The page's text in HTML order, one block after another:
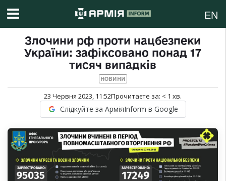
EN
Злочини рф проти нацбезпеки
України: зафіксовано понад 17
тисяч випадків
НОВИНИ
23 Червня 2023, 11:52Прочитаєте за: < 1 хв.
Слідкуйте за АрміяInform в Google